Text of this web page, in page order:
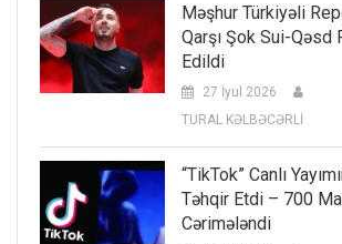
Məşhur Türkiyəli
Qarşı Şok Sui-Qəsd
Edildi
27 İyul 2026
TURAL KƏLBƏCƏRLİ
“TikTok” Canlı
Təhqir Etdi – 700
Cərimələndi